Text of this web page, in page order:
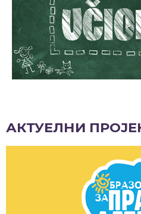
АКТУЕЛНИ